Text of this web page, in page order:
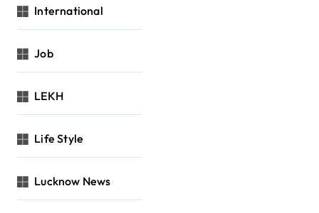
International
Job
LEKH
Life Style
Lucknow News